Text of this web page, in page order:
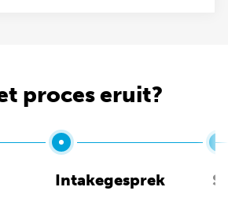
proces eruit?
Intakegesprek